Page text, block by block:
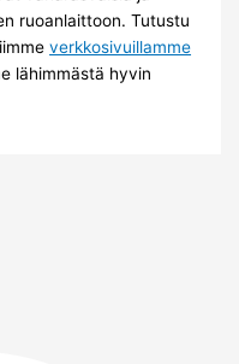
ruoanlaittoon. Tutustu
verkkosivuillamme
lähimmästä hyvin